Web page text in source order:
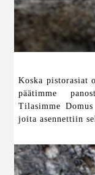
Koska pistorasiat
päätimme
Tilasimme
joita asennettiin